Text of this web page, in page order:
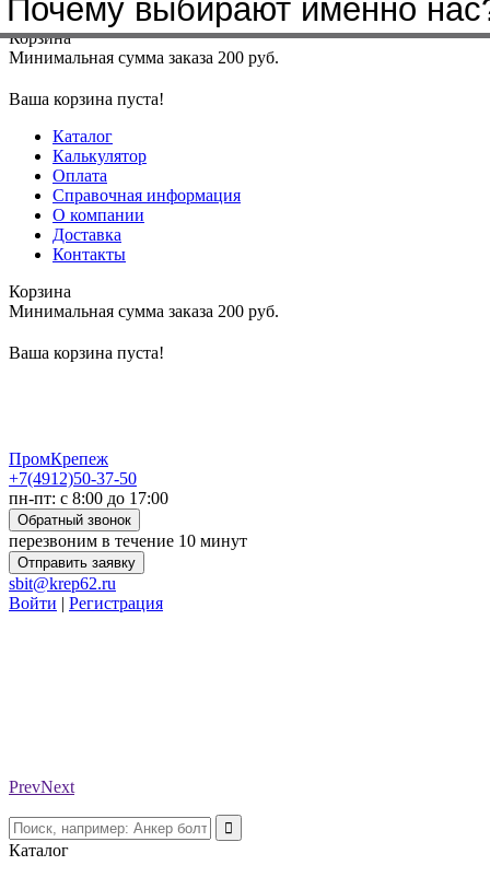
Меню+7(4912)50-37-50sbit@krep62.ru
Корзина
Минимальная сумма заказа 200 руб.
Ваша корзина пуста!
Каталог
Калькулятор
Оплата
Справочная информация
О компании
Доставка
Контакты
Корзина
Минимальная сумма заказа 200 руб.
Ваша корзина пуста!
ПромКрепеж
+7(4912)50-37-50
пн-пт: с 8:00 до 17:00
Обратный звонок
перезвоним в течение 10 минут
Отправить заявку
sbit@krep62.ru
Войти | Регистрация
PrevNext
Каталог
Почему выбирают именно